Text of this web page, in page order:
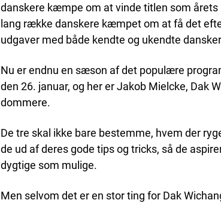
danskere kæmpe om at vinde titlen som
lang række danskere kæmpet om at få det
udgaver med både kendte og ukendte
Nu er endnu en sæson af det populære
den 26. januar, og her er Jakob Mielcke, Dak
dommere.
De tre skal ikke bare bestemme, hvem der
de ud af deres gode tips og tricks, så de
dygtige som mulige.
Men selvom det er en stor ting for Dak